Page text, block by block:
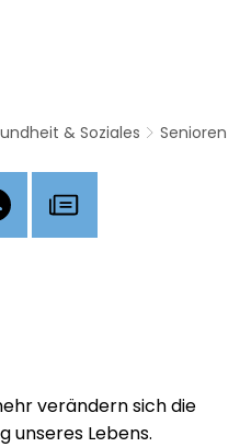
& Soziales Senioren
verändern sich die
unseres Lebens.